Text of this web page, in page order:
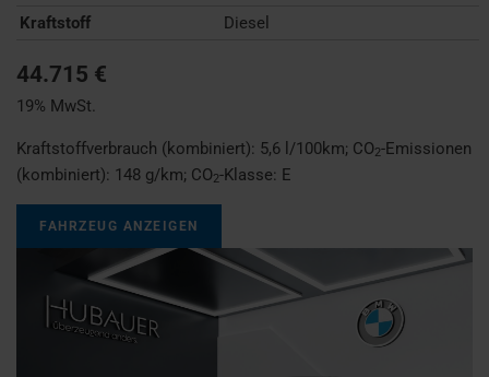
Kraftstoff
Diesel
44.715 €
19% MwSt.
Kraftstoffverbrauch (kombiniert): 5,6 l/100km; CO2-Emissionen
(kombiniert): 148 g/km; CO2-Klasse: E
FAHRZEUG ANZEIGEN